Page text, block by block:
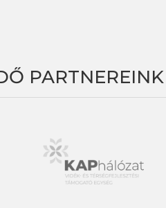
PARTNEREINK